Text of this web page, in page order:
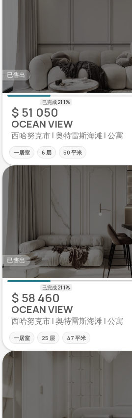
已售出
$ 51 050
OCEAN VIEW
西哈努克市 | 奥特雷斯海滩 | 公寓
一居室 6 层 50 平米
已售出
$ 58 460
OCEAN VIEW
西哈努克市 | 奥特雷斯海滩 | 公寓
一居室 25 层 47 平米